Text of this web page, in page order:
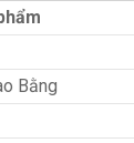
Bằng